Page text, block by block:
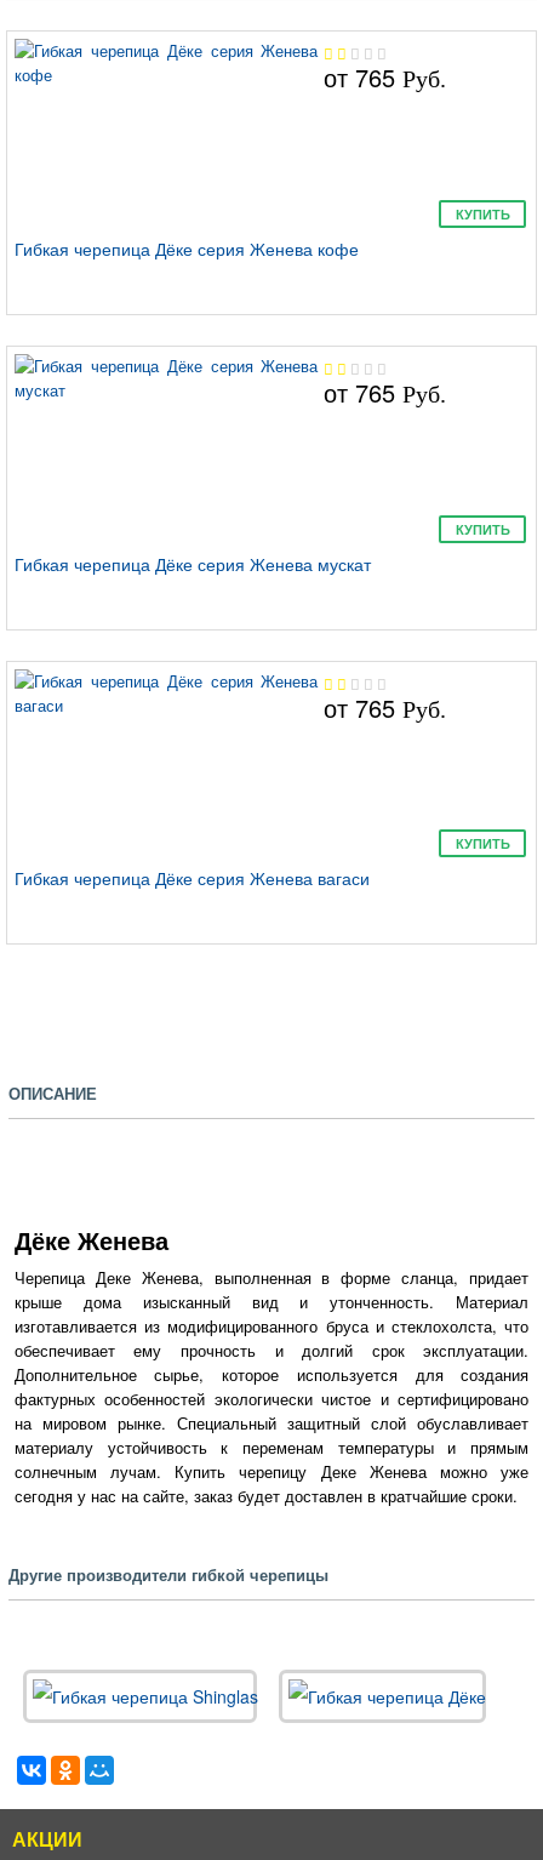
Премиум
от 765 Руб.
КУПИТЬ
Гибкая черепица Дёке серия Женева кофе
от 765 Руб.
КУПИТЬ
Гибкая черепица Дёке серия Женева мускат
от 765 Руб.
КУПИТЬ
Гибкая черепица Дёке серия Женева вагаси
ОПИСАНИЕ
Дёке Женева
Черепица Деке Женева, выполненная в форме сланца, придает
крыше дома изысканный вид и утонченность. Материал
изготавливается из модифицированного бруса и стеклохолста, что
обеспечивает ему прочность и долгий срок эксплуатации.
Дополнительное сырье, которое используется для создания
фактурных особенностей экологически чистое и сертифицировано
на мировом рынке. Специальный защитный слой обуславливает
материалу устойчивость к переменам температуры и прямым
солнечным лучам. Купить черепицу Деке Женева можно уже
сегодня у нас на сайте, заказ будет доставлен в кратчайшие сроки.
Другие производители гибкой черепицы
АКЦИИ